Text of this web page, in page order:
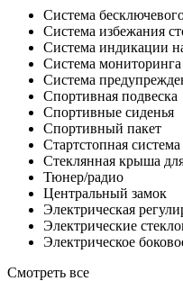
Система
Система избежания
Система индикации
Система
Система
Спортивная подвеска
Спортивные сиденья
Спортивный пакет
Стартстопная система
Стеклянная крыша
Тюнер/радио
Центральный замок
Электрическая
Электрические
Электрическое
Смотреть все